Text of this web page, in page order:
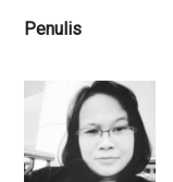
Penulis